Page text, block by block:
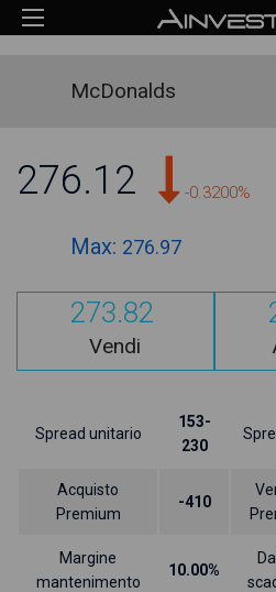
McDonalds
276.12 -0.3200%
Max: 276.97
273.82
Vendi
Spread unitario
153-
230
Acquisto
Premium
-410
Margine
mantenimento
10.00%